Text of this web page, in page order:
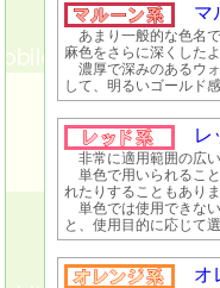
マ
あまり一般的な色名
麻色をさらに深くした
濃厚で深みのあるウ
して、明るいゴールド
レ
非常に適用範囲の広
単色で用いられるこ
れたりすることもあり
単色では使用できな
と、使用目的に応じて
オ